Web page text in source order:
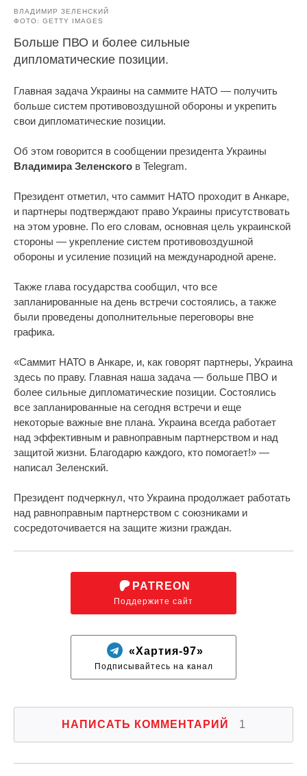
ВЛАДИМИР ЗЕЛЕНСКИЙ
ФОТО: GETTY IMAGES
Больше ПВО и более сильные
дипломатические позиции.
Главная задача Украины на саммите НАТО — получить
больше систем противовоздушной обороны и укрепить
свои дипломатические позиции.
Об этом говорится в сообщении президента Украины
Владимира Зеленского в Telegram.
Президент отметил, что саммит НАТО проходит в Анкаре,
и партнеры подтверждают право Украины присутствовать
на этом уровне. По его словам, основная цель украинской
стороны — укрепление систем противовоздушной
обороны и усиление позиций на международной арене.
Также глава государства сообщил, что все
запланированные на день встречи состоялись, а также
были проведены дополнительные переговоры вне
графика.
«Саммит НАТО в Анкаре, и, как говорят партнеры, Украина
здесь по праву. Главная наша задача — больше ПВО и
более сильные дипломатические позиции. Состоялись
все запланированные на сегодня встречи и еще
некоторые важные вне плана. Украина всегда работает
над эффективным и равноправным партнерством и над
защитой жизни. Благодарю каждого, кто помогает!» —
написал Зеленский.
Президент подчеркнул, что Украина продолжает работать
над равноправным партнерством с союзниками и
сосредоточивается на защите жизни граждан.
PATREON
Поддержите сайт
«Хартия-97»
Подписывайтесь на канал
НАПИСАТЬ КОММЕНТАРИЙ 1